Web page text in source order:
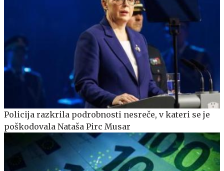
Policija razkrila podrobnosti nesreče, v kateri se je
poškodovala Nataša Pirc Musar